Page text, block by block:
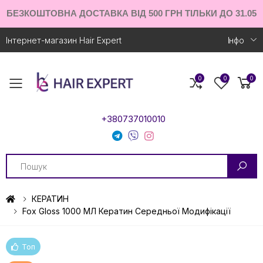
БЕЗКОШТОВНА ДОСТАВКА ВІД 500 ГРН ТІЛЬКИ ДО 31.05
Інтернет-магазин Hair Expert Iнфо
Toggle mobile menu
+380737010010
Search
0 0 0
КЕРАТИН
Fox Gloss 1000 МЛ Кератин Середньої Модифікації
Топ